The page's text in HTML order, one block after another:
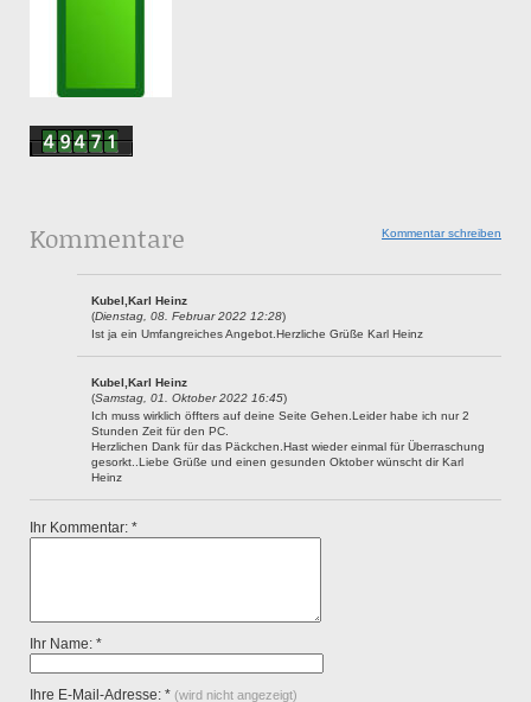
Kommentar schreiben
Kommentare
Kubel,Karl Heinz
(Dienstag, 08. Februar 2022 12:28)
Ist ja ein Umfangreiches Angebot.Herzliche Grüße Karl Heinz
Kubel,Karl Heinz
(Samstag, 01. Oktober 2022 16:45)
Ich muss wirklich öffters auf deine Seite Gehen.Leider habe ich nur 2
Stunden Zeit für den PC.
Herzlichen Dank für das Päckchen.Hast wieder einmal für Überraschung
gesorkt..Liebe Grüße und einen gesunden Oktober wünscht dir Karl
Heinz
Ihr Kommentar: *
Ihr Name: *
Ihre E-Mail-Adresse: * (wird nicht angezeigt)